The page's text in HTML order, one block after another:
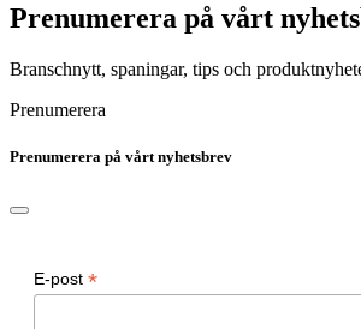
Prenumerera på vårt
Branschnytt, spaningar, tips och
Prenumerera
Prenumerera på vårt nyhetsbrev
E-post *